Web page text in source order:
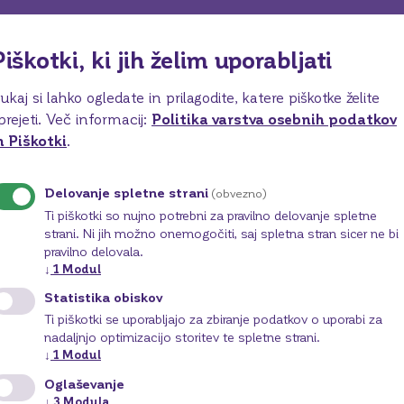
upniki
o nepremičnini
podružnica ne posluje s kreditnimi posredniki.
po celoviti ponudbi bančnih storitev, tudi
in skleni
ki jih želim uporabljati
si lahko ogledate in prilagodite, katere piškotke želite
Več informacij: Politika varstva osebnih podatkov
Piškotki.
Delovanje spletne strani (obvezno)
Ti piškotki so nujno potrebni za pravilno delovanje spletne
strani. Ni jih možno onemogočiti, saj spletna stran sicer ne bi
pravilno delovala.
↓ 1 Modul
Statistika obiskov
Ti piškotki se uporabljajo za zbiranje podatkov o uporabi za
nadaljnjo optimizacijo storitev te spletne strani.
↓ 1 Modul
Oglaševanje
↓ 3 Modula